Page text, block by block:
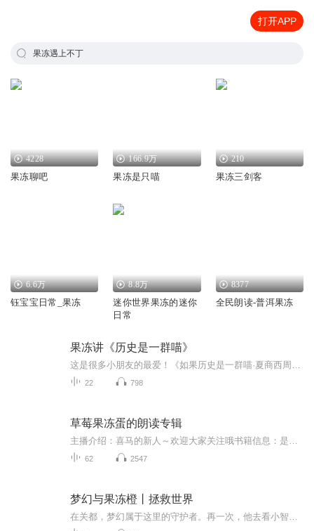
打开APP
果冻遇上不丁
4228
果冻聊吧
166.9万
果冻是只喵
210
果冻三剑客
6.6万
钰宝宝日常_果冻
8.8万
迷你世界果冻的迷你
日常
8377
全民朗读-普洱果冻
果冻讲《历史是一群喵》
22 798
草莓果冻蛋的朗读专辑
62 2547
梦幻与果冻橙丨拯救世界